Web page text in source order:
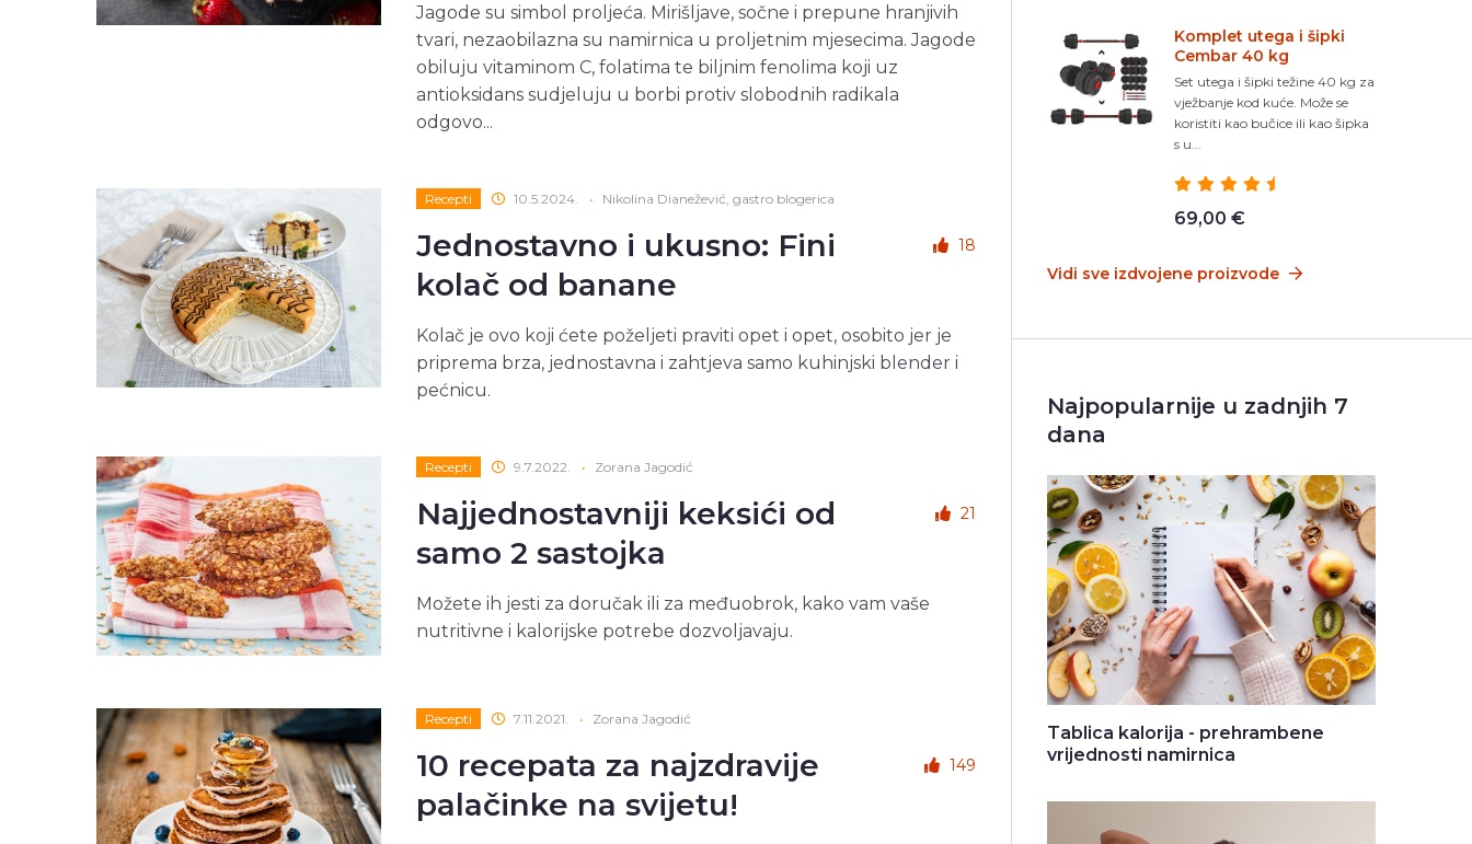
Jagode su simbol proljeća. Mirišljave, sočne i prepune hranjivih
tvari, nezaobilazna su namirnica u proljetnim mjesecima. Jagode
obiluju vitaminom C, folatima te biljnim fenolima koji uz
antioksidans sudjeluju u borbi protiv slobodnih radikala
odgovo...
Recepti 10.5.2024. • Nikolina Dianežević, gastro blogerica
Jednostavno i ukusno: Fini
kolač od banane
18
Kolač je ovo koji ćete poželjeti praviti opet i opet, osobito jer je
priprema brza, jednostavna i zahtjeva samo kuhinjski blender i
pećnicu.
Recepti 9.7.2022. • Zorana Jagodić
Najjednostavniji keksići od
samo 2 sastojka
21
Možete ih jesti za doručak ili za međuobrok, kako vam vaše
nutritivne i kalorijske potrebe dozvoljavaju.
Recepti 7.11.2021. • Zorana Jagodić
10 recepata za najzdravije
palačinke na svijetu!
149
Komplet utega i šipki
Cembar 40 kg
Set utega i šipki težine 40 kg za
vježbanje kod kuće. Može se
koristiti kao bučice ili kao šipka
s u...
69,00 €
Vidi sve izdvojene proizvode
Najpopularnije u zadnjih 7
dana
Tablica kalorija - prehrambene
vrijednosti namirnica